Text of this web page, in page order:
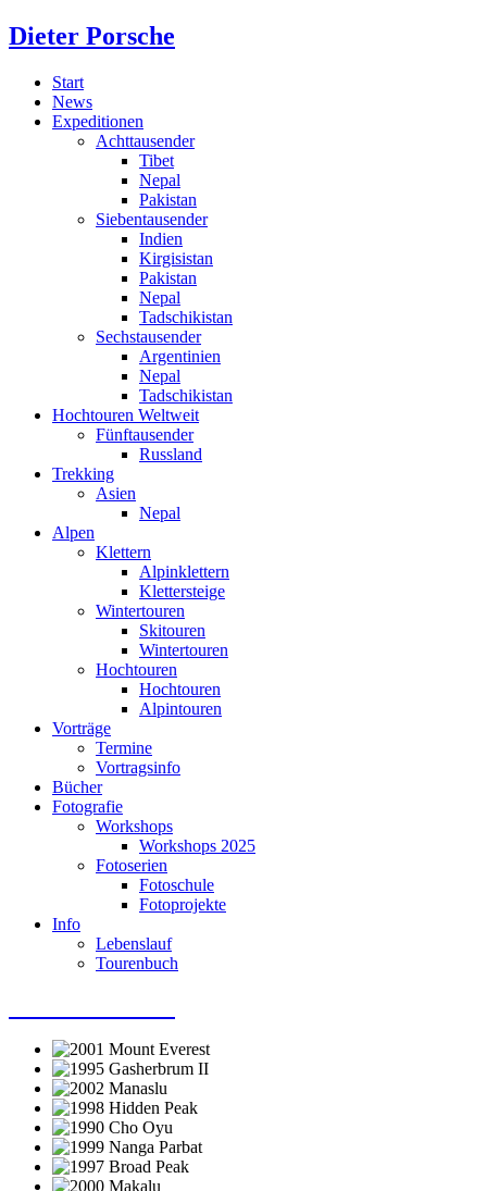
Dieter Porsche
Start
News
Expeditionen
Achttausender
Tibet
Nepal
Pakistan
Siebentausender
Indien
Kirgisistan
Pakistan
Nepal
Tadschikistan
Sechstausender
Argentinien
Nepal
Tadschikistan
Hochtouren Weltweit
Fünftausender
Russland
Trekking
Asien
Nepal
Alpen
Klettern
Alpinklettern
Klettersteige
Wintertouren
Skitouren
Wintertouren
Hochtouren
Hochtouren
Alpintouren
Vorträge
Termine
Vortragsinfo
Bücher
Fotografie
Workshops
Workshops 2025
Fotoserien
Fotoschule
Fotoprojekte
Info
Lebenslauf
Tourenbuch